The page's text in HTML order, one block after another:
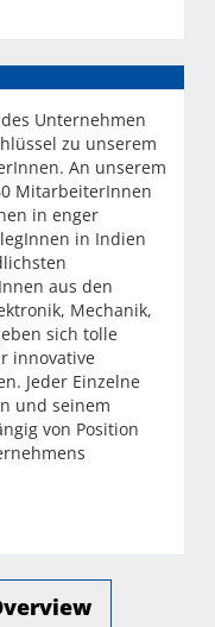
Unternehmen
zu unserem
An unserem
MitarbeiterInnen
in enger
in Indien
aus den
Mechanik,
sich tolle
innovative
Jeder Einzelne
und seinem
von Position